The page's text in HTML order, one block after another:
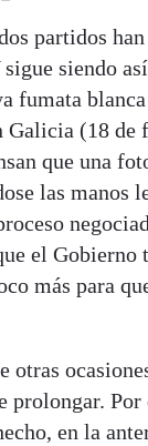
partidos
siendo
fumata blanca
Galicia (18 de
que una
las manos
el Gobierno
más para
otras
prolongar. Por
en la